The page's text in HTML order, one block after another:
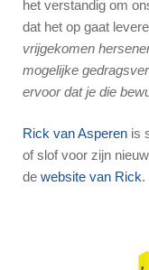
het verstandig om
dat het op gaat
vrijgekomen
mogelijke
ervoor dat je die
Rick van Asperen is
of slof voor zijn
de website van Rick.